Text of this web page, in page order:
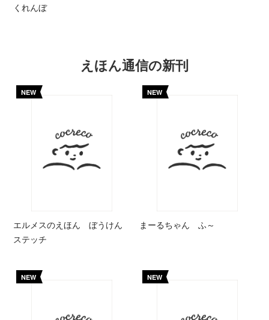
くれんぼ
えほん通信の新刊
NEW
エルメスのえほん ぼうけん
ステッチ
NEW
まーるちゃん ふ～
NEW NEW